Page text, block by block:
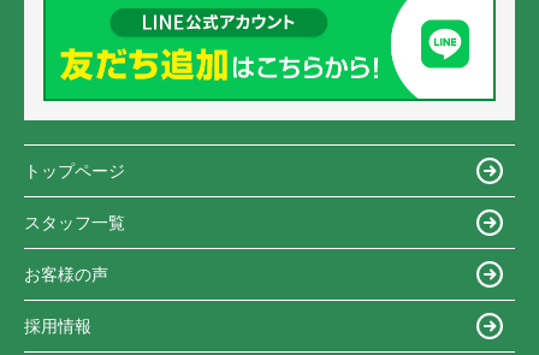
トップページ
スタッフ一覧
お客様の声
採用情報